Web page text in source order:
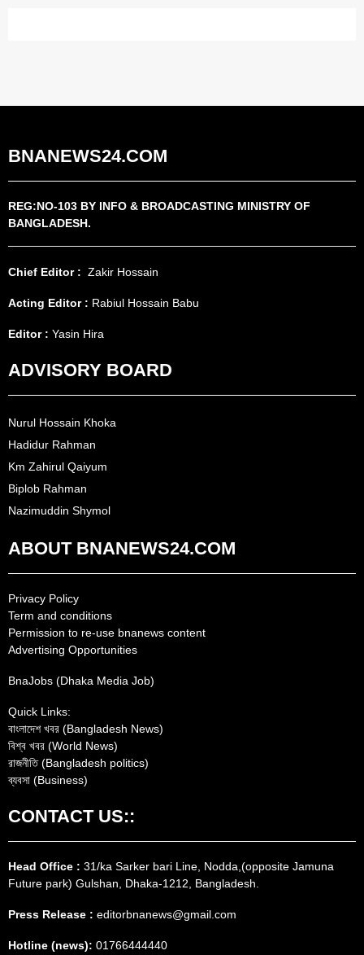
BNANEWS24.COM
REG:NO-103 BY INFO & BROADCASTING MINISTRY OF
BANGLADESH.
Chief Editor : Zakir Hossain
Acting Editor : Rabiul Hossain Babu
Editor : Yasin Hira
ADVISORY BOARD
Nurul Hossain Khoka
Hadidur Rahman
Km Zahirul Qaiyum
Biplob Rahman
Nazimuddin Shymol
ABOUT BNANEWS24.COM
Privacy Policy
Term and conditions
Permission to re-use bnanews content
Advertising Opportunities
BnaJobs (Dhaka Media Job)
Quick Links:
বাংলাদেশ খবর (Bangladesh News)
বিশ্ব খবর (World News)
রাজনীতি (Bangladesh politics)
ব্যবসা (Business)
CONTACT US::
Head Office : 31/ka Sarker bari Line, Nodda,(opposite Jamuna
Future park) Gulshan, Dhaka-1212, Bangladesh.
Press Release : editorbnanews@gmail.com
Hotline (news): 01766444440